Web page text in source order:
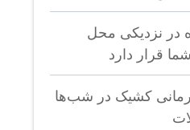
در نزدیکی محل
قرار دارد
کشیک در شب‌ها